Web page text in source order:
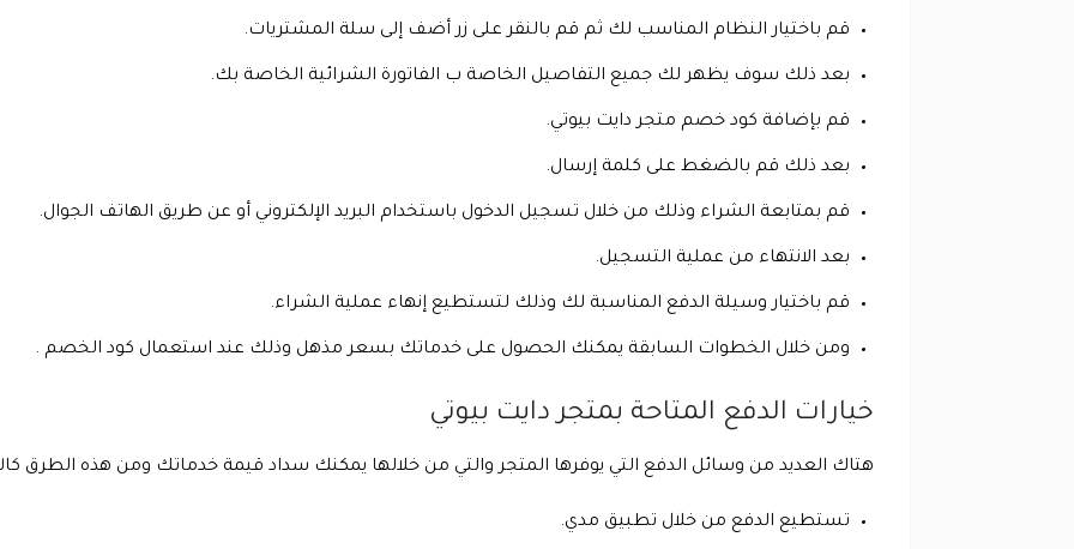
قم باختيار النظام المناسب لك ثم قم بالنقر على زر أضف إلى سلة المشتريات.
بعد ذلك سوف يظهر لك جميع التفاصيل الخاصة ب الفاتورة الشرائية الخاصة بك.
قم بإضافة كود خصم متجر دايت بيوتي.
بعد ذلك قم بالضغط على كلمة إرسال.
قم بمتابعة الشراء وذلك من خلال تسجيل الدخول باستخدام البريد الإلكتروني أو عن طريق الهاتف الجوال.
بعد الانتهاء من عملية التسجيل.
قم باختيار وسيلة الدفع المناسبة لك وذلك لتستطيع إنهاء عملية الشراء.
ومن خلال الخطوات السابقة يمكنك الحصول على خدماتك بسعر مذهل وذلك عند استعمال كود الخصم .
خيارات الدفع المتاحة بمتجر دايت بيوتي
هتاك العديد من وسائل الدفع التي يوفرها المتجر والتي من خلالها يمكنك سداد قيمة خدماتك ومن هذه الطرق
تستطيع الدفع من خلال تطبيق مدي.